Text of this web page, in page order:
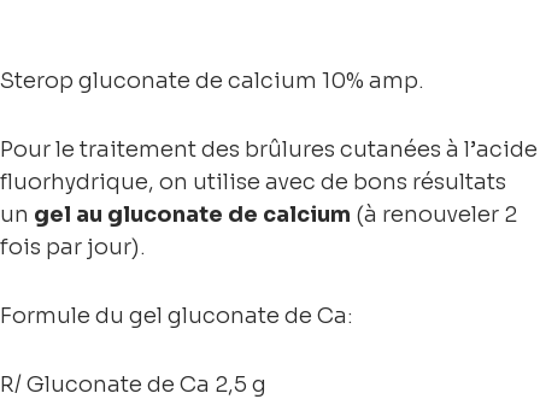
Sterop gluconate de calcium 10% amp.
Pour le traitement des brûlures cutanées à l’acide
fluorhydrique, on utilise avec de bons résultats
un gel au gluconate de calcium (à renouveler 2
fois par jour).
Formule du gel gluconate de Ca:
R/ Gluconate de Ca 2,5 g